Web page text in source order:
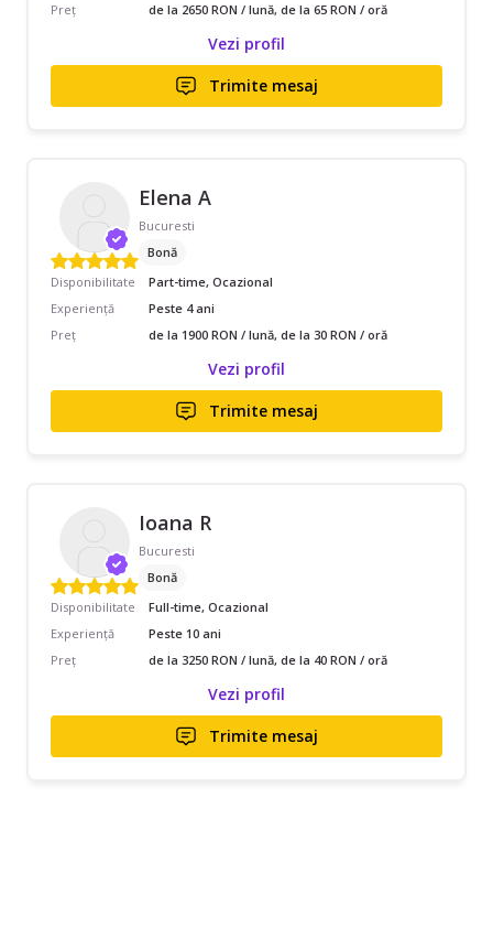
Preț
de la 2650 RON / lună, de la 65 RON / oră
Vezi profil
Trimite mesaj
Elena A
Bucuresti
Bonă
Disponibilitate
Part-time, Ocazional
Experiență
Peste 4 ani
Preț
de la 1900 RON / lună, de la 30 RON / oră
Vezi profil
Trimite mesaj
Ioana R
Bucuresti
Bonă
Disponibilitate
Full-time, Ocazional
Experiență
Peste 10 ani
Preț
de la 3250 RON / lună, de la 40 RON / oră
Vezi profil
Trimite mesaj